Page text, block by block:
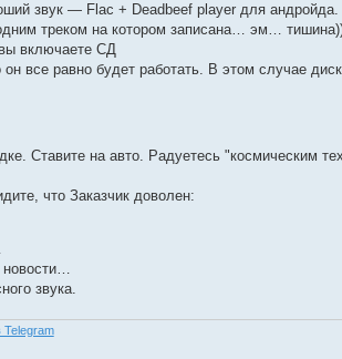
звук — Flac + Deadbeef player для андройда.
треком на котором записана… эм…
вы включаете СД
все равно будет работать. В этом случае
Ставите на авто. Радуетесь "космическим
что Заказчик доволен:
звука.
Telegram